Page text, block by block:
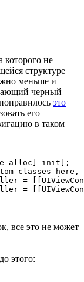
которого не
структуре
меньше и
черный
это
его
в таком
alloc] init];
classes
=
все это не может
этого: